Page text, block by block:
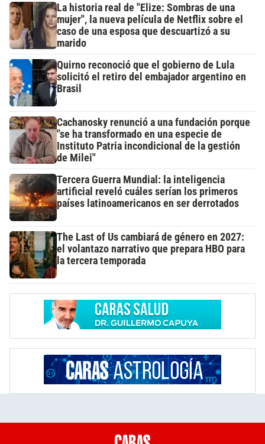
La historia real de "Elize: Sombras de una
mujer", la nueva película de Netflix sobre el
caso de una esposa que descuartizó a su
marido
Quirno reconoció que el gobierno de Lula
solicitó el retiro del embajador argentino en
Brasil
Cachanosky renunció a una fundación porque
"se ha transformado en una especie de
Instituto Patria incondicional de la gestión
de Milei"
Tercera Guerra Mundial: la inteligencia
artificial reveló cuáles serían los primeros
países latinoamericanos en ser derrotados
The Last of Us cambiará de género en 2027:
el volantazo narrativo que prepara HBO para
la tercera temporada